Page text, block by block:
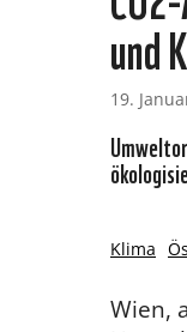
und
19.
Klima
Wien,